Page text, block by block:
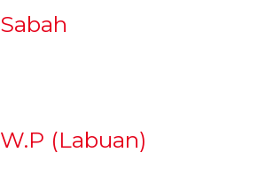
Sabah
W.P (Labuan)